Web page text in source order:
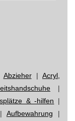
Abzieher| Acryl,
|
& -hilfen |
Aufbewahrung |